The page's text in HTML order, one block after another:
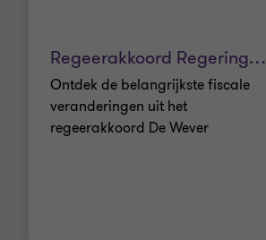
Regeerakkoord Regering…
Ontdek de belangrijkste fiscale
veranderingen uit het
regeerakkoord De Wever